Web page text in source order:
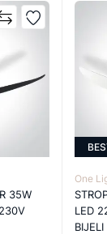
35W
One
LED
BIJELI